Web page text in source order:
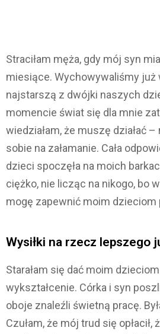
Straciłam męża, gdy mój syn
miesiące. Wychowywaliśmy już
najstarszą z dwójki naszych
momencie świat się dla mnie
wiedziałam, że muszę działać
sobie na załamanie. Cała
dzieci spoczęła na moich
ciężko, nie licząc na nikogo, bo
mogę zapewnić moim dzieciom
Wysiłki na rzecz lepszego
Starałam się dać moim
wykształcenie. Córka i syn
oboje znaleźli świetną pracę.
Czułam, że mój trud się opłacił,